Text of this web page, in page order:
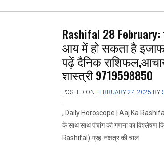
ce
b
o
o
k
tt
er
at
s
A
p
p
e
a
m
Rashifal 28 February:
आय में हो सकता है
पढ़ें दैनिक
शास्त्री 9719598850
POSTED ON FEBRUARY 27, 2025 BY
, Daily Horoscope | Aaj Ka Rashifal
के साथ साथ पंचांग की गणना का विश्लेषण
Rashifal) ग्रह-नक्षत्र की चाल